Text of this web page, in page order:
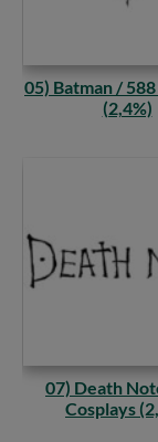
05) Batman /
(2,4%)
07) Death
Cosplays